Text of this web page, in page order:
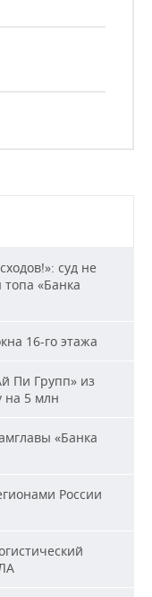
суд не
«Банка
16-го этажа
Пи Групп» из
на 5 млн
«Банка
России